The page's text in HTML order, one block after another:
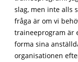
slag, men inte alls
fråga är om vi
traineeprogram är
forma sina
organisationen